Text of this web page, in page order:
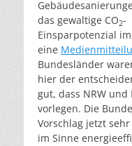
das gewaltige CO2-
Einsparpotenzial
eine
Bundesländer
hier der
gut, dass NRW
vorlegen. Die
Vorschlag jetzt
im Sinne